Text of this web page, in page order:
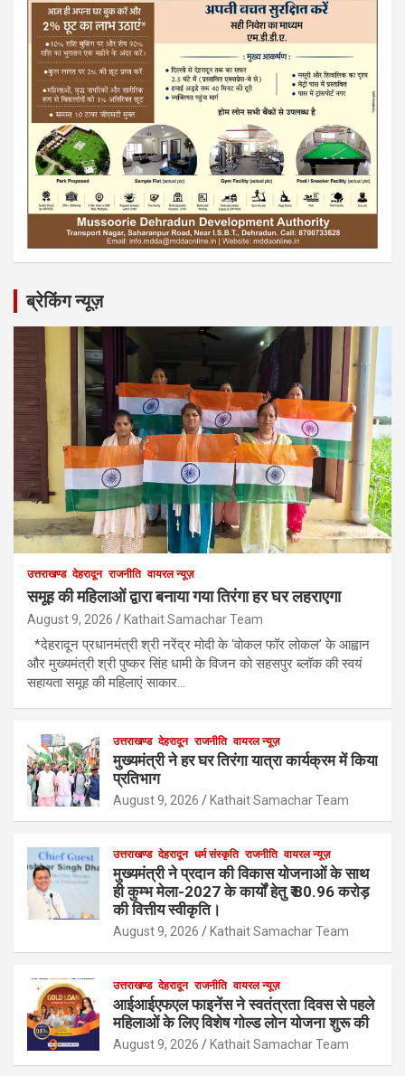
ब्रेकिंग न्यूज़
उत्तराखण्ड देहरादून राजनीति वायरल न्यूज़
समूह की महिलाओं द्वारा बनाया गया तिरंगा हर घर लहराएगा
August 9, 2026 Kathait Samachar Team
*देहरादून प्रधानमंत्री श्री नरेंद्र मोदी के ‘वोकल फॉर लोकल’ के आह्वान
और मुख्यमंत्री श्री पुष्कर सिंह धामी के विजन को सहसपुर ब्लॉक की स्वयं
सहायता समूह की महिलाएं साकार…
उत्तराखण्ड देहरादून राजनीति वायरल न्यूज़
मुख्यमंत्री ने हर घर तिरंगा यात्रा कार्यक्रम में किया
प्रतिभाग
August 9, 2026 Kathait Samachar Team
उत्तराखण्ड देहरादून धर्म संस्कृति राजनीति वायरल न्यूज़
मुख्यमंत्री ने प्रदान की विकास योजनाओं के साथ
ही कुम्भ मेला-2027 के कार्यों हेतु ₹ 80.96 करोड़
की वित्तीय स्वीकृति।
August 9, 2026 Kathait Samachar Team
उत्तराखण्ड देहरादून राजनीति वायरल न्यूज़
आईआईएफएल फाइनेंस ने स्वतंत्रता दिवस से पहले
महिलाओं के लिए विशेष गोल्ड लोन योजना शुरू की
August 9, 2026 Kathait Samachar Team